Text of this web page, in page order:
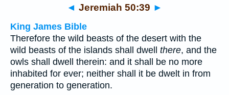
◄ Jeremiah 50:39 ►
King James Bible
Therefore the wild beasts of the desert with the
wild beasts of the islands shall dwell there, and the
owls shall dwell therein: and it shall be no more
inhabited for ever; neither shall it be dwelt in from
generation to generation.